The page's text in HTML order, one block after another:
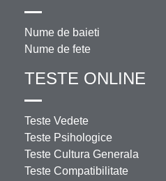
Nume de baieti
Nume de fete
TESTE ONLINE
Teste Vedete
Teste Psihologice
Teste Cultura Generala
Teste Compatibilitate